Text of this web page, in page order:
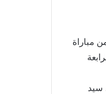
مباراة
سيد